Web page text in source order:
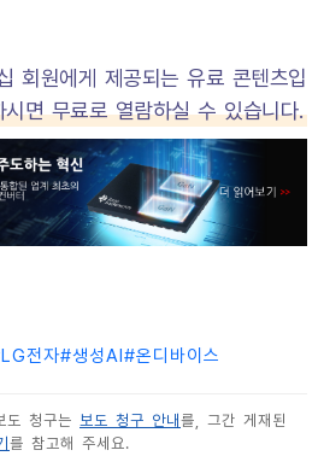
회원에게 제공되는 유료 콘텐츠입
면 무료로 열람하실 수 있습니다.
LG전자#생성AI#온디바이스
도 청구는 보도 청구 안내 를, 그간 게재된
를 참고해 주세요.